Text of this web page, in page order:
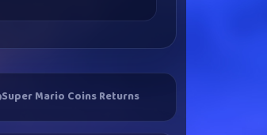
Super Mario Coins Returns